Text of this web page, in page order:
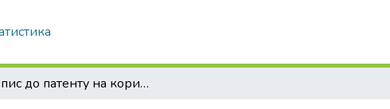
Опис до патенту на корисну модель № 125725 "Спосіб вимірювання амплітуди коливань"